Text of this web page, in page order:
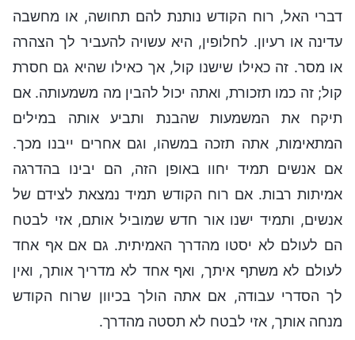
דברי האל, רוח הקודש נותנת להם תחושה, או מחשבה
עדינה או רעיון. לחלופין, היא עשויה להעביר לך הצהרה
או מסר. זה כאילו שישנו קול, אך כאילו שהיא גם חסרת
קול; זה כמו תזכורת, ואתה יכול להבין מה משמעותה. אם
תיקח את המשמעות שהבנת ותביע אותה במילים
המתאימות, אתה תזכה במשהו, וגם אחרים ייבנו מכך.
אם אנשים תמיד יחוו באופן הזה, הם יבינו בהדרגה
אמיתות רבות. אם רוח הקודש תמיד נמצאת לצידם של
אנשים, ותמיד ישנו אור חדש שמוביל אותם, אזי לבטח
הם לעולם לא יסטו מהדרך האמיתית. גם אם אף אחד
לעולם לא משתף איתך, ואף אחד לא מדריך אותך, ואין
לך הסדרי עבודה, אם אתה הולך בכיוון שרוח הקודש
מנחה אותך, אזי לבטח לא תסטה מהדרך.